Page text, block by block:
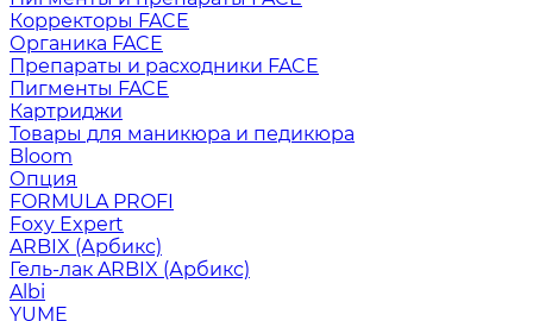
Корректоры FACE
Органика FACE
Препараты и расходники FACE
Пигменты FACE
Картриджи
Товары для маникюра и педикюра
Bloom
Опция
FORMULA PROFI
Foxy Expert
ARBIX (Арбикс)
Гель-лак ARBIX (Арбикс)
Albi
YUME